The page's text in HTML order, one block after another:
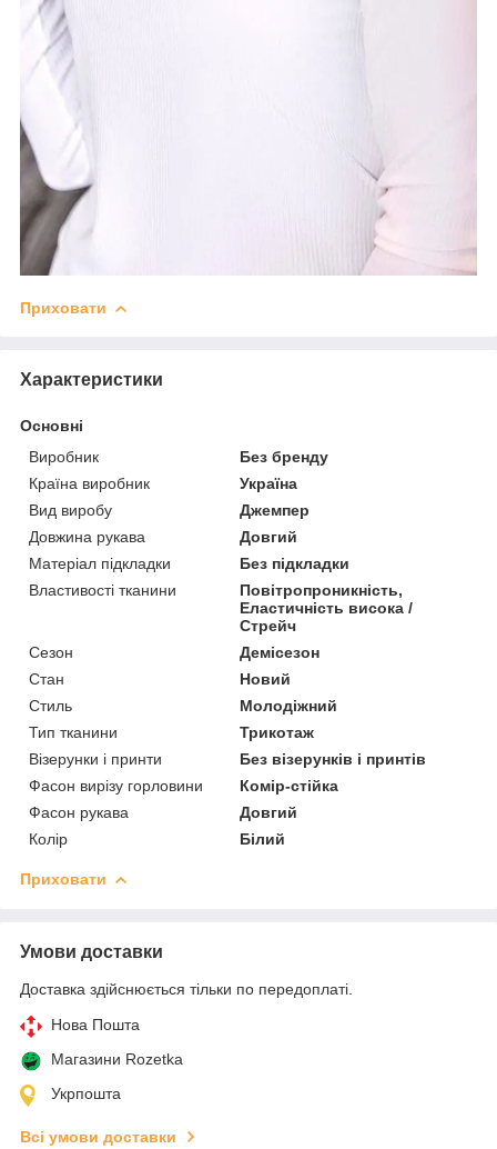
Приховати
Характеристики
Основні
Виробник
Без бренду
Країна виробник
Україна
Вид виробу
Джемпер
Довжина рукава
Довгий
Матеріал підкладки
Без підкладки
Властивості тканини
Повітропроникність,
Еластичність висока /
Стрейч
Сезон
Демісезон
Стан
Новий
Стиль
Молодіжний
Тип тканини
Трикотаж
Візерунки і принти
Без візерунків і принтів
Фасон вирізу горловини
Комір-стійка
Фасон рукава
Довгий
Колір
Білий
Приховати
Умови доставки
Доставка здійснюється тільки по передоплаті.
Нова Пошта
Магазини Rozetka
Укрпошта
Всі умови доставки